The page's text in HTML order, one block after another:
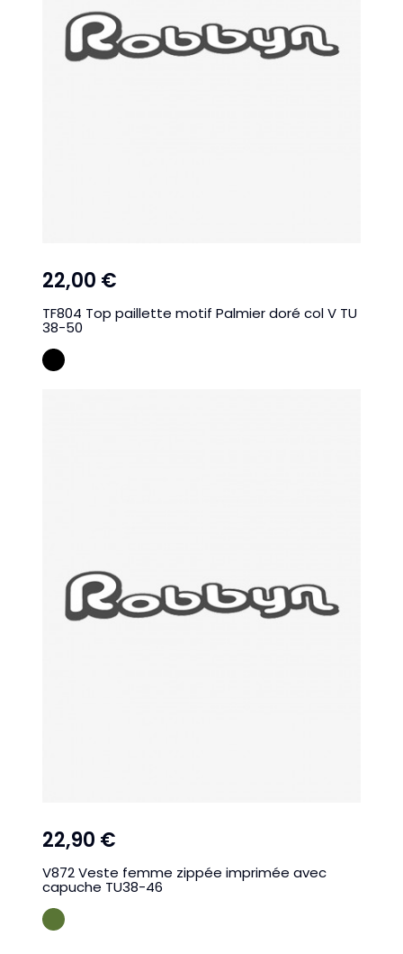
22,00 €
TF804 Top paillette motif Palmier doré col V TU
38-50
NOIR
22,90 €
V872 Veste femme zippée imprimée avec
capuche TU38-46
KAKI